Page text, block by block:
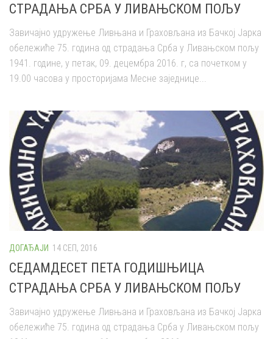
СТРАДАЊА СРБА У ЛИВАЊСКОМ ПОЉУ
Завичајно удружење Ливњана и Граховљана из Бачкој Јарка
обележиће 75. година од страдања Срба у Ливањском пољу
1941. године, у петак, 09. децембра 2016. г, са почетком у
19.00 часова у просторијама Месне заједнице...
ДОГАЂАЈИ 14 СЕП, 2016
СЕДАМДЕСЕТ ПЕТА ГОДИШЊИЦА
СТРАДАЊА СРБА У ЛИВАЊСКОМ ПОЉУ
Завичајно удружење Ливњана и Граховљана из Бачкој Јарка
обележиће 75. година од страдања Срба у Ливањском пољу